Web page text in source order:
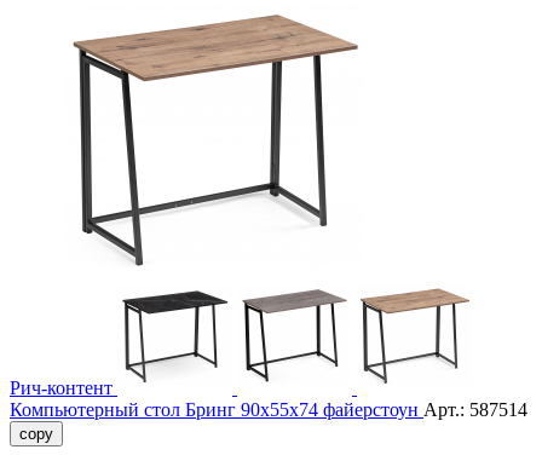
Рич-контент
Компьютерный стол Бринг 90х55х74 файерстоун Арт.: 587514
copy